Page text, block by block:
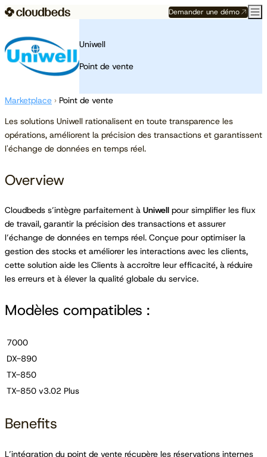
Demander une démo
Uniwell
Point de vente
Marketplace › Point de vente
Les solutions Uniwell rationalisent en toute transparence les
opérations, améliorent la précision des transactions et garantissent
l'échange de données en temps réel.
Overview
Cloudbeds s’intègre parfaitement à Uniwell pour simplifier les flux
de travail, garantir la précision des transactions et assurer
l’échange de données en temps réel. Conçue pour optimiser la
gestion des stocks et améliorer les interactions avec les clients,
cette solution aide les Clients à accroître leur efficacité, à réduire
les erreurs et à élever la qualité globale du service.
Modèles compatibles :
7000
DX-890
TX-850
TX-850 v3.02 Plus
Benefits
L’intégration du point de vente récupère les réservations internes